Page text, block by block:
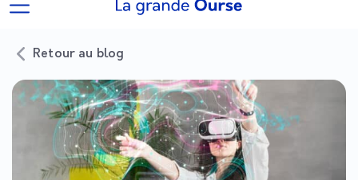
Retour au blog